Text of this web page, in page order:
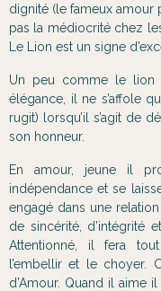
dignité (le fameux amour
pas la médiocrité chez
Le Lion est un signe
Un peu comme le lion
élégance, il ne s’affole
rugit) lorsqu’il s’agit de
son honneur.
En amour, jeune il
indépendance et se
engagé dans une
de sincérité, d’intégrité
Attentionné, il fera
l’embellir et le choyer.
d’Amour. Quand il aime